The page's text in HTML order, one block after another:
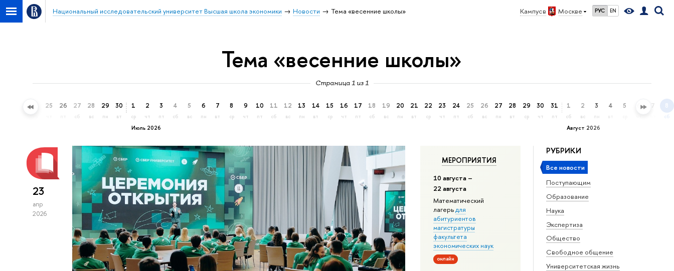
Кампус в Москве РУС EN
Национальный исследовательский университет Высшая школа экономики Новости Тема «весенние школы»
Тема «весенние школы»
Страница 1 из 1
24 25 26 27
сб
28
вс
29
пн
30
вт
Июль 2026
1
ср
2
чт
3
пт
4
сб
5
вс
6
пн
7
вт
8
ср
9
чт
10
пт
11
сб
12
вс
13
пн
14
вт
15
ср
16
чт
17
пт
18
сб
19
вс
20
пн
21
вт
22
ср
23
чт
24
пт
25
сб
26
вс
27
пн
28
вт
29
ср
30
чт
31
пт
Август 2026
1
сб
2
вс
3
пн
4 5 6 7 8
сб
РУБРИКИ
Все новости
Поступающим
Образование
Наука
Экспертиза
Общество
Свободное общение
Университетская жизнь
МЕРОПРИЯТИЯ
10 августа –
22 августа
Математический
лагерьдля
абитуриентов
магистратуры
факультета
экономических наук
онлайн
23
апр
2026